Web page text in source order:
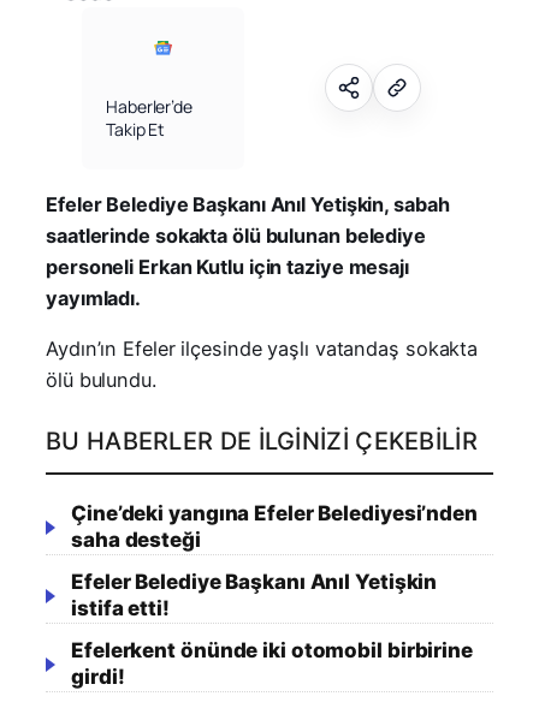
Haberler’de
Takip Et
Efeler Belediye Başkanı Anıl Yetişkin, sabah
saatlerinde sokakta ölü bulunan belediye
personeli Erkan Kutlu için taziye mesajı
yayımladı.
Aydın’ın Efeler ilçesinde yaşlı vatandaş sokakta
ölü bulundu.
BU HABERLER DE İLGINIZI ÇEKEBILIR
Çine’deki yangına Efeler Belediyesi’nden
saha desteği
Efeler Belediye Başkanı Anıl Yetişkin
istifa etti!
Efelerkent önünde iki otomobil birbirine
girdi!